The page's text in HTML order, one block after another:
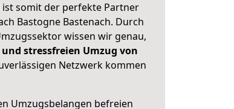
somit der perfekte Partner
Bastogne Bastenach. Durch
wissen wir genau,
stressfreien Umzug von
Netzwerk kommen
Umzugsbelangen befreien